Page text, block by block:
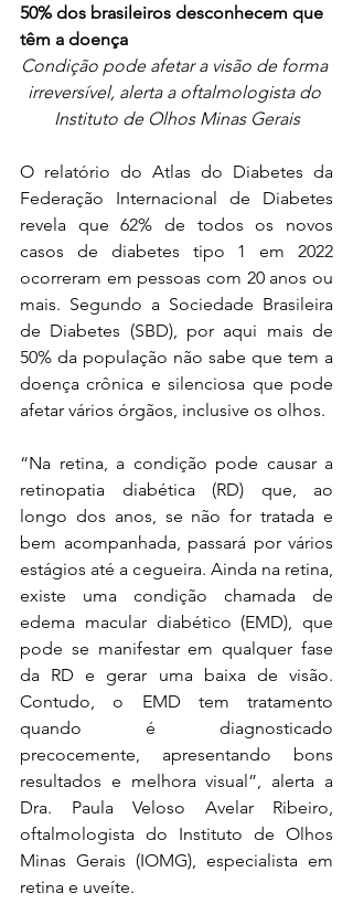
50% dos brasileiros desconhecem que
têm a doença
Condição pode afetar a visão de forma
irreversível, alerta a oftalmologista do
Instituto de Olhos Minas Gerais
O relatório do Atlas do Diabetes da
Federação Internacional de Diabetes
revela que 62% de todos os novos
casos de diabetes tipo 1 em 2022
ocorreram em pessoas com 20 anos ou
mais. Segundo a Sociedade Brasileira
de Diabetes (SBD), por aqui mais de
50% da população não sabe que tem a
doença crônica e silenciosa que pode
afetar vários órgãos, inclusive os olhos.
“Na retina, a condição pode causar a
retinopatia diabética (RD) que, ao
longo dos anos, se não for tratada e
bem acompanhada, passará por vários
estágios até a cegueira. Ainda na retina,
existe uma condição chamada de
edema macular diabético (EMD), que
pode se manifestar em qualquer fase
da RD e gerar uma baixa de visão.
Contudo, o EMD tem tratamento
quando é diagnosticado
precocemente, apresentando bons
resultados e melhora visual”, alerta a
Dra. Paula Veloso Avelar Ribeiro,
oftalmologista do Instituto de Olhos
Minas Gerais (IOMG), especialista em
retina e uveíte.